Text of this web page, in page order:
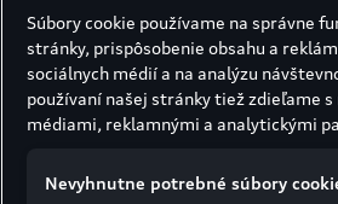
Balík „air
Súbory cookie používame na správne
stránky, prispôsobenie obsahu a
sociálnych médií a na analýzu
používaní našej stránky tiež zdieľame
médiami, reklamnými a analytickými
Nevyhnutne potrebné súbory